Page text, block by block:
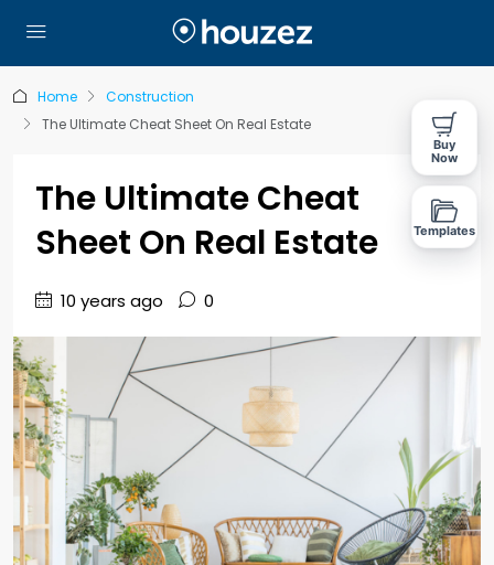
Home
Construction
The Ultimate Cheat Sheet On Real Estate
The Ultimate Cheat
Sheet On Real Estate
10 years ago 0
Buy
Now
Templates